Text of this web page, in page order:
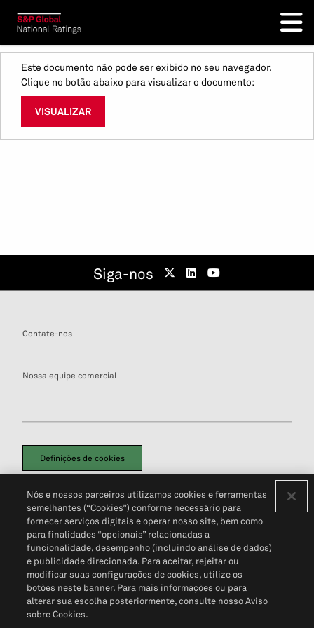
Este documento não pode ser exibido no seu navegador.
Clique no botão abaixo para visualizar o documento:
VISUALIZAR
Siga-nos
Contate-nos
Nossa equipe comercial
Definições de cookies
Política de PrivacidadePortal de privacidade do cliente (em inglês)
Não Venda Minhas Informações Pessoais© 2026 S&P Global
Nós e nossos parceiros utilizamos cookies e ferramentas
semelhantes (“Cookies”) conforme necessário para
fornecer serviços digitais e operar nosso site, bem como
para finalidades “opcionais” relacionadas a
funcionalidade, desempenho (incluindo análise de dados)
e publicidade direcionada. Para aceitar, rejeitar ou
modificar suas configurações de cookies, utilize os
botões neste banner. Para mais informações ou para
alterar sua escolha posteriormente, consulte nosso Aviso
sobre Cookies.